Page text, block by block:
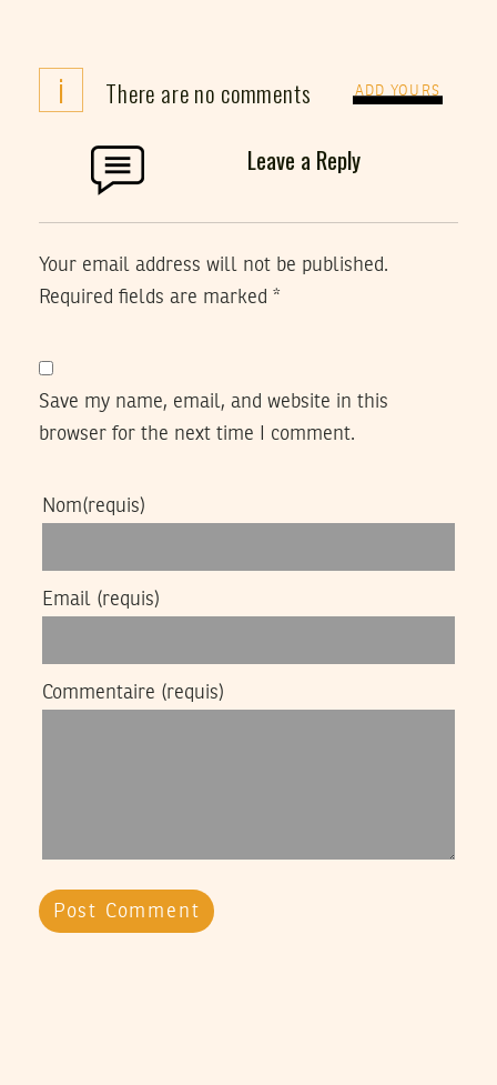
i There are no comments ADD YOURS
Leave a Reply
Your email address will not be published.
Required fields are marked *
Save my name, email, and website in this
browser for the next time I comment.
Nom(requis)
Email (requis)
Commentaire (requis)